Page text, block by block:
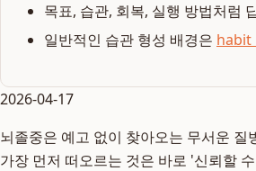
목표, 습관, 회복, 실행 방법처럼
일반적인 습관 형성 배경은 habit
2026-04-17
뇌졸중은 예고 없이 찾아오는 무서운
가장 먼저 떠오르는 것은 바로 '신뢰할